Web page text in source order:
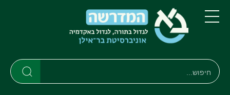
דילוג
לתוכן
העיקרי
דילוג
לתפריט
ניווט
ראשי
תפריט
חיפוש
חיפוש